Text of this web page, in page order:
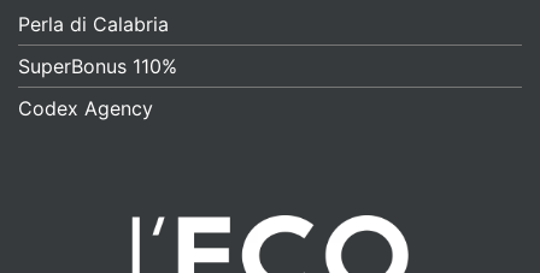
Perla di Calabria
SuperBonus 110%
Codex Agency